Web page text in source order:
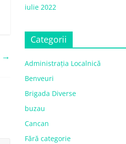
→
iulie 2022
Categorii
Administrația Localnică
Benveuri
Brigada Diverse
buzau
Cancan
Fără categorie